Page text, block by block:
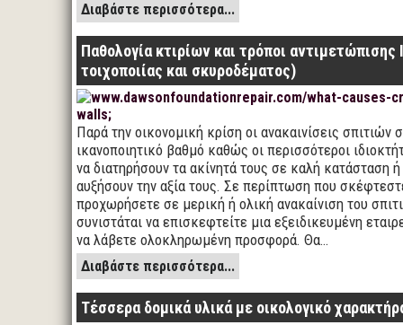
Διαβάστε περισσότερα...
Παθολογία κτιρίων και τρόποι αντιμετώπισης
τοιχοποιίας και σκυροδέματος)
Παρά την οικονομική κρίση οι ανακαινίσεις σπιτιών
ικανοποιητικό βαθμό καθώς οι περισσότεροι
να διατηρήσουν τα ακίνητά τους σε καλή κατάσταση
αυξήσουν την αξία τους. Σε περίπτωση που
προχωρήσετε σε μερική ή ολική ανακαίνιση του
συνιστάται να επισκεφτείτε μια εξειδικευμένη
να λάβετε ολοκληρωμένη προσφορά. Θα…
Διαβάστε περισσότερα...
Τέσσερα δομικά υλικά με οικολογικό